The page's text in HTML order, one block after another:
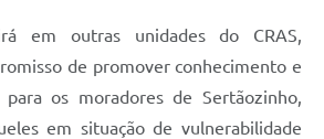
em outras unidades do CRAS,
de promover conhecimento e
os moradores de Sertãozinho,
em situação de vulnerabilidade